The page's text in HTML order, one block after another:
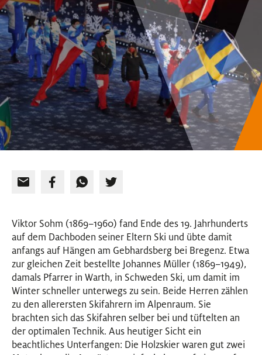
Viktor Sohm (1869–1960) fand Ende des 19. Jahrhunderts
auf dem Dachboden seiner Eltern Ski und übte damit
anfangs auf Hängen am Gebhardsberg bei Bregenz. Etwa
zur gleichen Zeit bestellte Johannes Müller (1869–1949),
damals Pfarrer in Warth, in Schweden Ski, um damit im
Winter schneller unterwegs zu sein. Beide Herren zählen
zu den allerersten Skifahrern im Alpenraum. Sie
brachten sich das Skifahren selber bei und tüftelten an
der optimalen Technik. Aus heutiger Sicht ein
beachtliches Unterfangen: Die Holzskier waren gut zwei